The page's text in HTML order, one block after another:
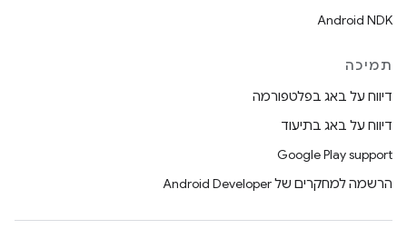
Android NDK
תמיכה
דיווח על באג בפלטפורמה
דיווח על באג בתיעוד
Google Play support
הרשמה למחקרים של Android Developer